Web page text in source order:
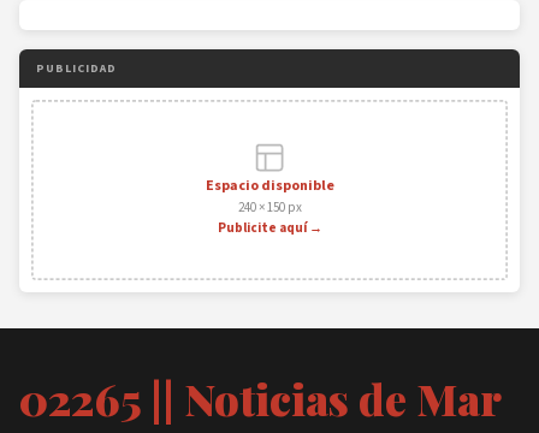
PUBLICIDAD
Espacio disponible
240 × 150 px
Publicite aquí →
02265 || Noticias de Mar